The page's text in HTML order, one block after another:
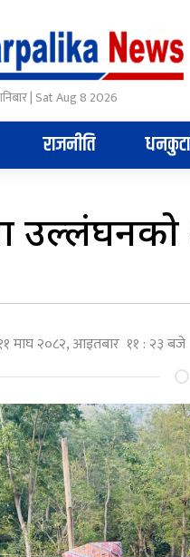
| Sat Aug 8 2026
राजनीति
माघ २०८२, आइतबार ११ : २३ बजे